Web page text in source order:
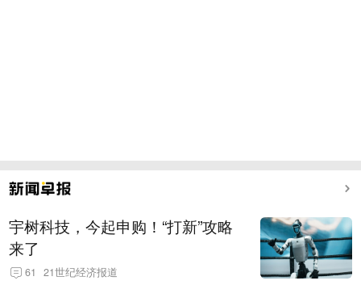
宇树科技，今起申购！“打新”攻略
来了
61 21世纪经济报道